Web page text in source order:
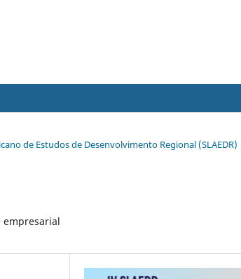
de Estudos de Desenvolvimento Regional (SLAEDR)